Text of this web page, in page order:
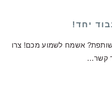
יחד!
אשמח לשמוע מכם! צרו
קשר…